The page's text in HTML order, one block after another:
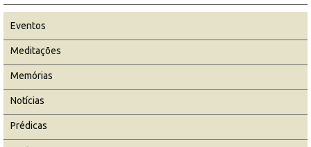
Eventos
Meditações
Memórias
Notícias
Prédicas